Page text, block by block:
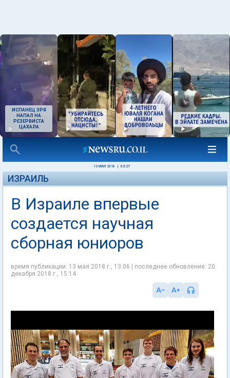
ИСПАНЕЦ ЗРЯ
НАПАЛ НА
РЕЗЕРВИСТА
ЦАХАЛА
13 МАЯ 2018 03:27
ИЗРАИЛЬ
В Израиле впервые
создается научная
сборная юниоров
время публикации: 13 мая 2018 г., 13:06 | последнее обновление: 20
декабря 2018 г., 15:14